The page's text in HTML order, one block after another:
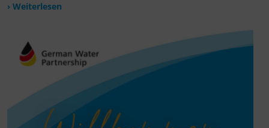
› Weiterlesen